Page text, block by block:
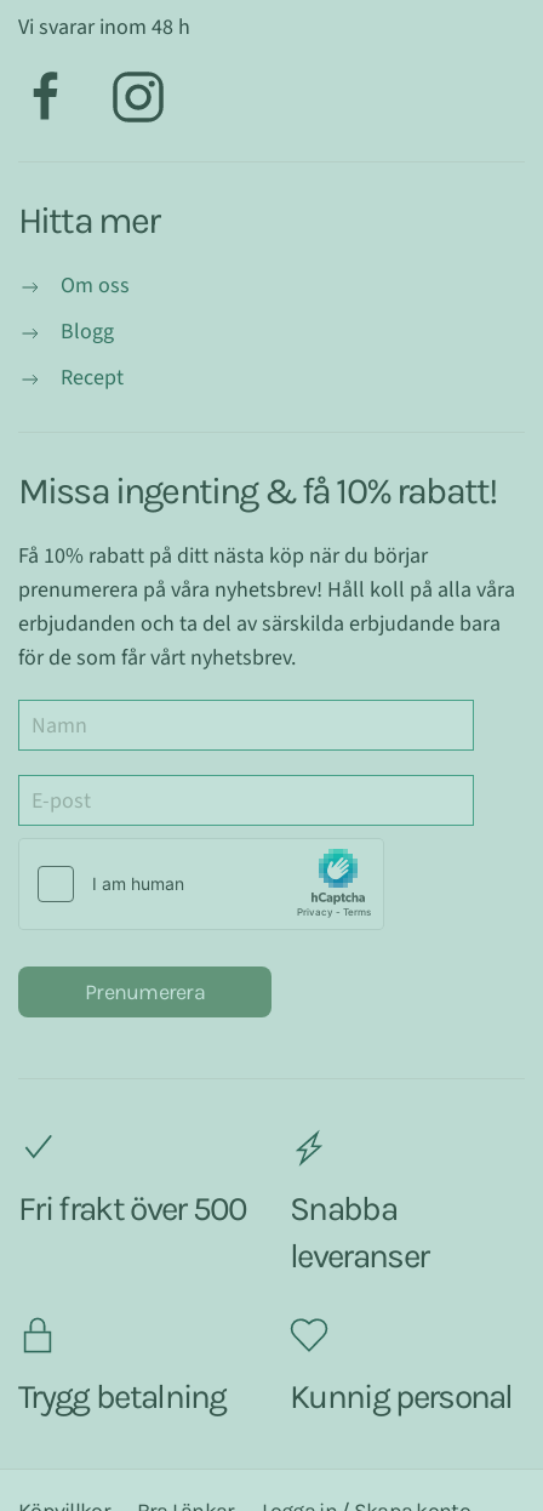
Vi svarar inom 48 h
Hitta mer
Om oss
Blogg
Recept
Missa ingenting & få 10% rabatt!
Få 10% rabatt på ditt nästa köp när du börjar
prenumerera på våra nyhetsbrev! Håll koll på alla våra
erbjudanden och ta del av särskilda erbjudande bara
för de som får vårt nyhetsbrev.
Prenumerera
Fri frakt över 500
Snabba
leveranser
Trygg betalning Kunnig personal